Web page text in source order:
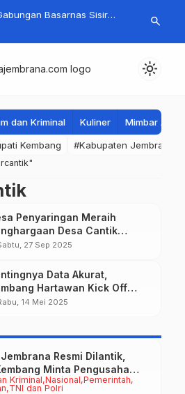
Basarnas Sisir
Pantai Pengambengan
Crosser
Motocross
search
light_mode
dan Kriminal Kuliner Mimbar
Kembang #Kabupaten Jembrana
Penyaringan Meraih
Desa Cantik
Nasional
27 Sep 2025
Data Akurat,
Hartawan Kick Off
Penyaringan Sebagai
14 Mei 2025
Kriminal Nasional Pemerintah
TNI dan Polri
Jembrana Resmi Dilantik,
Minta Pengusaha
Penggerak Ekonomi